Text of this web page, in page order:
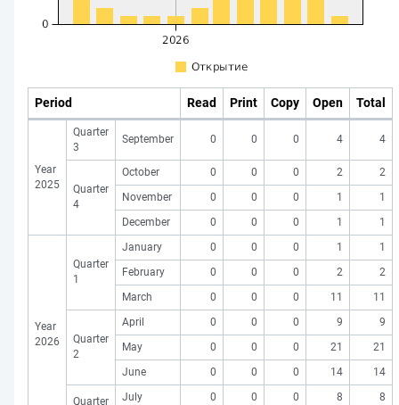
Period Read Print Copy Open Total
Year
2025
Quarter
3
September 0 0 0 4 4
Quarter
4
October 0 0 0 2
2
November
0 0 0 1
1
December
0 0 0 1 1
Year
2026
Quarter
1
January 0 0 0 1
1
February
0 0 0 2
2
March
0 0 0 11 11
Quarter
2
April 0 0 0 9
9
May
0 0 0 21
21
June
0 0 0 14 14
Quarter
July 0 0 0 8
8